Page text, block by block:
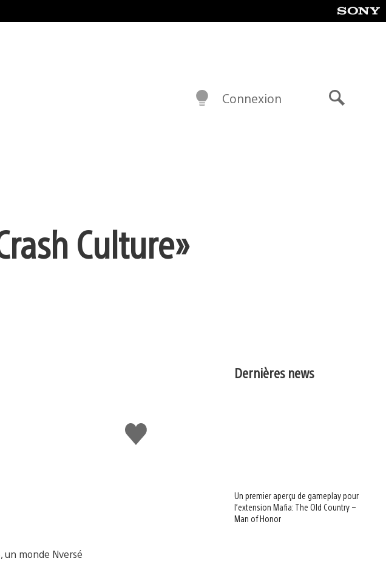
Connexion
Culture »
J'aime
un monde Nversé
Dernières news
Un premier aperçu de gameplay pour
l’extension Mafia: The Old Country –
Man of Honor